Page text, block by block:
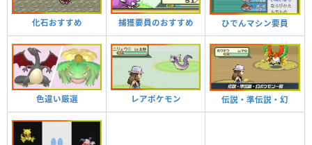
化石おすすめ 捕獲要員のおすすめ ひでんマシン要員
色違い厳選 レアポケモン 伝説・準伝説・幻